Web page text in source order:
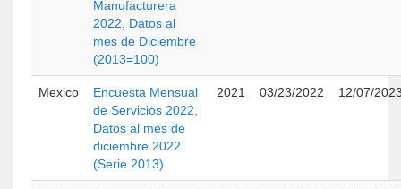
Manufacturera
2022, Datos al
mes de Diciembre
(2013=100)
Mexico
Encuesta Mensual
de Servicios 2022,
Datos al mes de
diciembre 2022
(Serie 2013)
2021 03/23/2022 12/07/